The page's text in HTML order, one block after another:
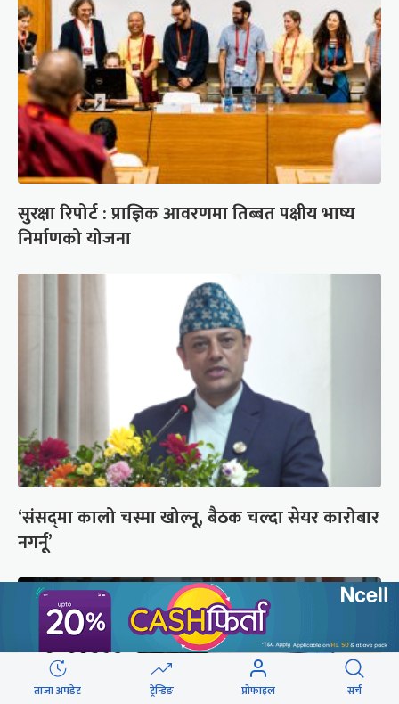
सुरक्षा रिपोर्ट : प्राज्ञिक आवरणमा तिब्बत पक्षीय भाष्य
निर्माणको योजना
‘संसद्‍मा कालो चस्मा खोल्नू, बैठक चल्दा सेयर कारोबार
नगर्नू’
ताजा अपडेट ट्रेन्डिङ प्रोफाइल सर्च